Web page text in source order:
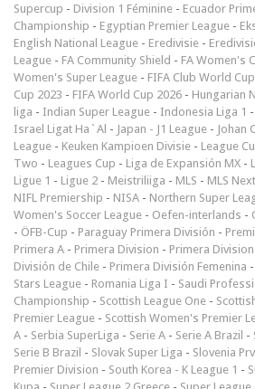
Supercup - Division 1 Féminine - Ecuador
Championship - Egyptian Premier League -
English National League - Eredivisie -
League - FA Community Shield - FA Women's
Women's Super League - FIFA Club World Cup
Cup 2023 - FIFA World Cup 2026 - Hungarian
liga - Indian Super League - Indonesia Liga 1 -
Israel Ligat Ha`Al - Japan - J1 League - Johan
League - Keuken Kampioen Divisie - League
Two - Leagues Cup - Liga de Expansión MX -
Ligue 1 - Ligue 2 - Meistriliiga - MLS - MLS
NIFL Premiership - NISA - Northern Super
Women's Soccer League - Oefen-interlands -
- ÖFB-Cup - Paraguay Primera División -
Primera A - Primera Division - Primera
División de Chile - Primera División Femenina -
Stars League - Romania Liga I - Saudi
Championship - Scottish League One -
Premier League - Scottish Women's Premier
A - Serbia SuperLiga - Serie A - Serie A Brazil -
Serie B Brazil - Slovak Super Liga - Slovenia
Premier Division - South Korea - K League 1 -